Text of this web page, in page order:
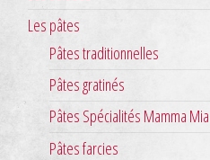
Les pâtes
Pâtes traditionnelles
Pâtes gratinés
Pâtes Spécialités Mamma Mia
Pâtes farcies